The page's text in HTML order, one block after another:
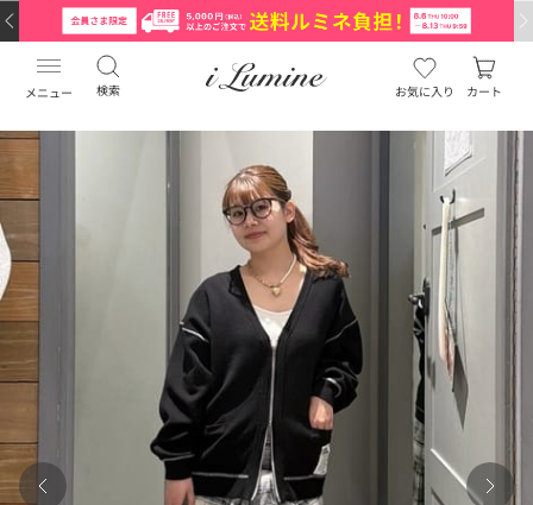
メニュー 検索 お気に入り カート